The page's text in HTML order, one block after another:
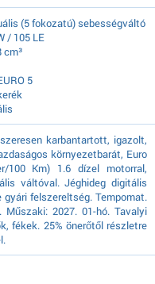
(5 fokozatú) sebességváltó
/ 105 LE
cm³
5
karbantartott, igazolt,
környezetbarát, Euro
100 Km) 1.6 dízel motorral,
váltóval. Jéghideg digitális
felszereltség. Tempomat.
2027. 01-hó. Tavalyi
fékek. 25% önerőtől részletre